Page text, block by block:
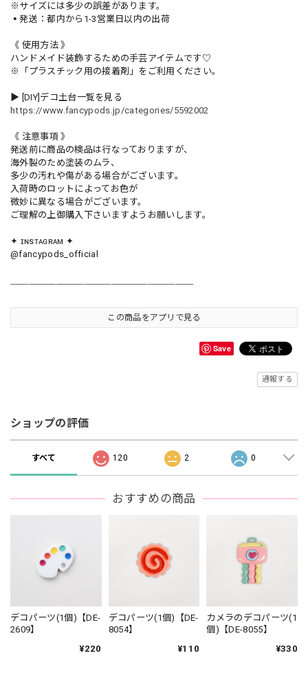
※サイズには多少の誤差があります。
▪️発送：都内から1-3営業日以内の出荷
《 使用方法 》
ハンドメイド装飾するための手芸アイテムです♡
※「プラスチック用の接着剤」をご利用ください。
▶︎ [DIY]デコ土台一覧を見る
https://www.fancypods.jp/categories/5592002
《 注意事項 》
発送前に商品の検品は行なっておりますが、
海外製のため塗装のムラ、
多少の汚れや傷がある場合がございます。
入荷時のロットによってお色が
微妙に異なる場合がございます。
ご理解の上御購入下さいますようお願いします。
✦ ɪɴsᴛᴀɢʀᴀᴍ ✦
@fancypods_official
この商品をアプリで見る
Save
通報する
ショップの評価
すべて 120 2 0
おすすめの商品
デコパーツ(1個)【DE-
2609】
¥220
デコパーツ(1個)【DE-
8054】
¥110
カメラのデコパーツ(1
個)【DE-8055】
¥330